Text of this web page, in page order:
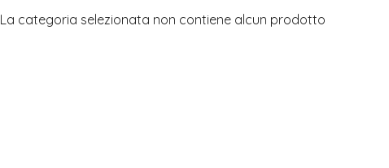
La categoria selezionata non contiene alcun prodotto